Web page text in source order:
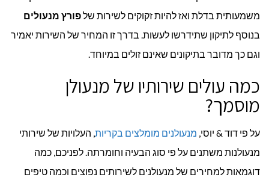
משמעותית בדלת ואז להיות זקוקים לשירות שלפורץ מנעולים
בנוסף לתיקון שתידרשו לעשות. בדרך זו המחיר של השירות יאמיר
וגם כך מדובר בתיקונים שאינם זולים במיוחד.
כמה עולים שירותיו של מנעולן
מוסמך?
על פי דוד & יוסי, מנעולנים מומלצים בקריות, העלויות של שירותי
מנעולנות משתנים על פי סוג הבעיה וחומרתה. לפניכם, כמה
דוגמאות למחירים של מנעולנים לשירותים נפוצים וכמה טיפים